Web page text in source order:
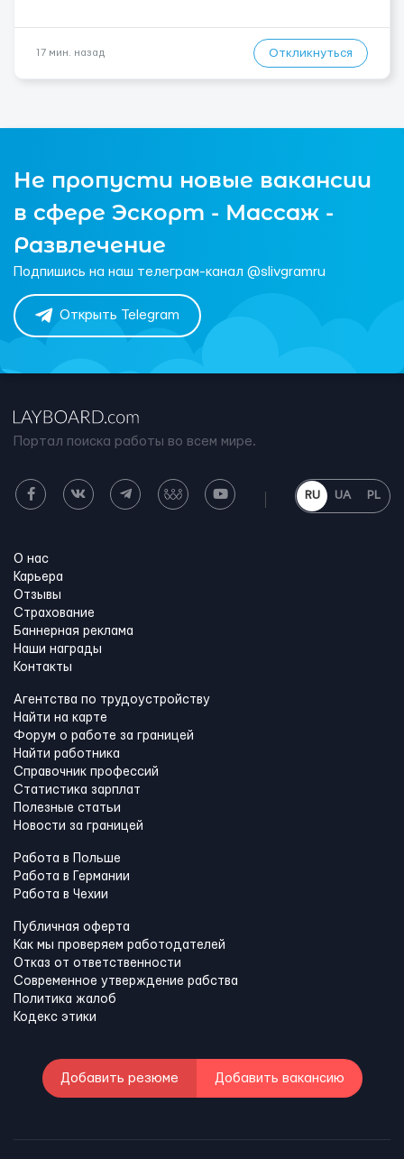
17 мин. назад Откликнуться
Не пропусти новые вакансии
в сфере Эскорт - Массаж -
Развлечение
Подпишись на наш телеграм-канал @slivgramru
Открыть Telegram
Портал поиска работы во всем мире.
RU UA PL
О нас
Карьера
Отзывы
Страхование
Баннерная реклама
Наши награды
Контакты
Агентства по трудоустройству
Найти на карте
Форум о работе за границей
Найти работника
Справочник профессий
Статистика зарплат
Полезные статьи
Новости за границей
Работа в Польше
Работа в Германии
Работа в Чехии
Публичная оферта
Как мы проверяем работодателей
Отказ от ответственности
Современное утверждение рабства
Политика жалоб
Кодекс этики
Добавить резюме Добавить вакансию